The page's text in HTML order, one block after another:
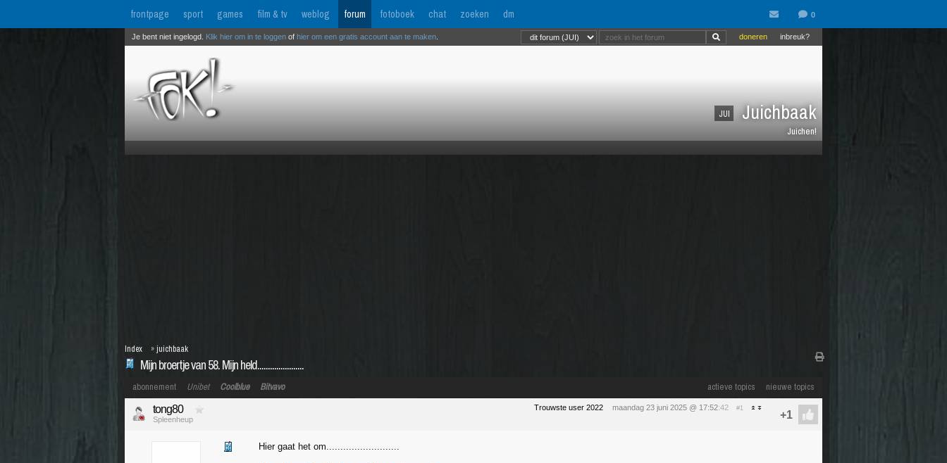
frontpage sport games film & tv weblog forum fotoboek chat zoeken dm
JUI Juichbaak
Juichen!
inbreuk?
doneren
Je bent niet ingelogd. Klik hier om in te loggen of hier om een gratis account aan te maken
Mijn broertje van 58. Mijn held......................
Index » juichbaak
actieve topics nieuwe topics
abonnement Unibet Coolblue Bitvavo
Trouwste user 2022 maandag 23 juni 2025 @ 17:52:42 #1
tong80
Spleenheup
Hier gaat het om..........................